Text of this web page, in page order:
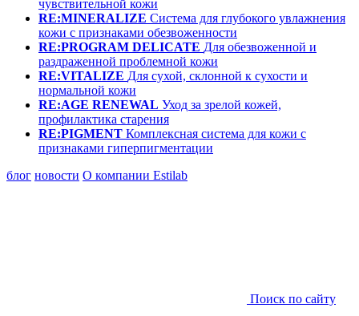
чувствительной кожи
RE:MINERALIZE Система для глубокого увлажнения
кожи с признаками обезвоженности
RE:PROGRAM DELICATE Для обезвоженной и
раздраженной проблемной кожи
RE:VITALIZE Для сухой, склонной к сухости и
нормальной кожи
RE:AGE RENEWAL Уход за зрелой кожей,
профилактика старения
RE:PIGMENT Комплексная система для кожи с
признаками гиперпигментации
блог новости О компании Estilab
Поиск по сайту